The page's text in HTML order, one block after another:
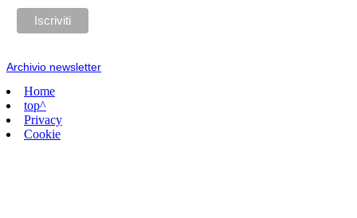
Archivio newsletter
Home
top^
Privacy
Cookie